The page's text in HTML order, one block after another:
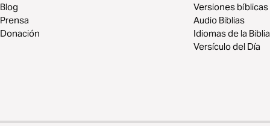
Blog
Prensa
Donación
Versiones bíblicas
Audio Biblias
Idiomas de la Biblia
Versículo del Día